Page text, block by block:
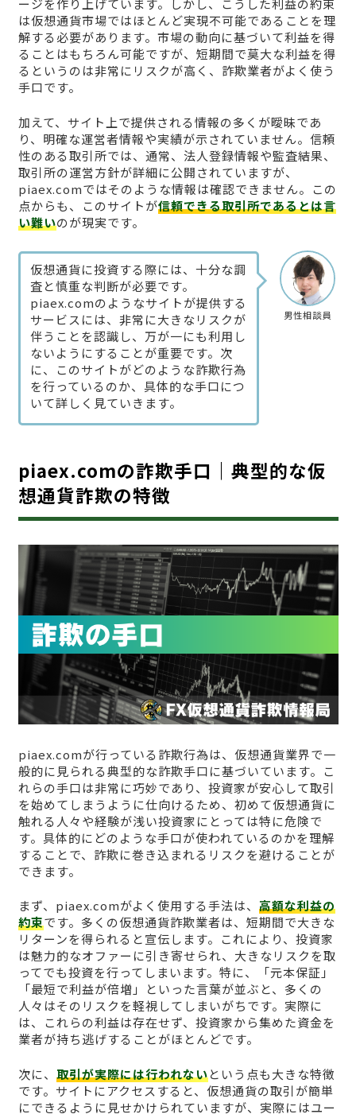
ージを作り上げています。しかし、こうした利益の約束
は仮想通貨市場ではほとんど実現不可能であることを理
解する必要があります。市場の動向に基づいて利益を得
ることはもちろん可能ですが、短期間で莫大な利益を得
るというのは非常にリスクが高く、詐欺業者がよく使う
手口です。
加えて、サイト上で提供される情報の多くが曖昧であ
り、明確な運営者情報や実績が示されていません。信頼
性のある取引所では、通常、法人登録情報や監査結果、
取引所の運営方針が詳細に公開されていますが、
piaex.comではそのような情報は確認できません。この
点からも、このサイトが信頼できる取引所であるとは言
い難いのが現実です。
男性相談員
仮想通貨に投資する際には、十分な調
査と慎重な判断が必要です。
piaex.comのようなサイトが提供する
サービスには、非常に大きなリスクが
伴うことを認識し、万が一にも利用し
ないようにすることが重要です。次
に、このサイトがどのような詐欺行為
を行っているのか、具体的な手口につ
いて詳しく見ていきます。
piaex.comの詐欺手口｜典型的な仮
想通貨詐欺の特徴
piaex.comが行っている詐欺行為は、仮想通貨業界で一
般的に見られる典型的な詐欺手口に基づいています。こ
れらの手口は非常に巧妙であり、投資家が安心して取引
を始めてしまうように仕向けるため、初めて仮想通貨に
触れる人々や経験が浅い投資家にとっては特に危険で
す。具体的にどのような手口が使われているのかを理解
することで、詐欺に巻き込まれるリスクを避けることが
できます。
まず、piaex.comがよく使用する手法は、 高額な利益の
約束です。多くの仮想通貨詐欺業者は、短期間で大きな
リターンを得られると宣伝します。これにより、投資家
は魅力的なオファーに引き寄せられ、大きなリスクを取
ってでも投資を行ってしまいます。特に、「元本保証」
「最短で利益が倍増」といった言葉が並ぶと、多くの
人々はそのリスクを軽視してしまいがちです。実際に
は、これらの利益は存在せず、投資家から集めた資金を
業者が持ち逃げすることがほとんどです。
次に、 取引が実際には行われないという点も大きな特徴
です。サイトにアクセスすると、仮想通貨の取引が簡単
にできるように見せかけられていますが、実際にはユー